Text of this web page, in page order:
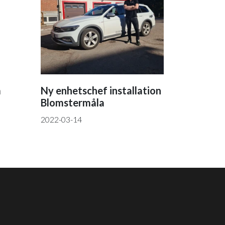
Ny enhetschef installation
Blomstermåla
2022-03-14